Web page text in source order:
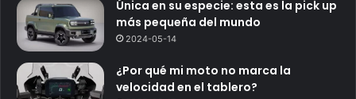
Única en su especie: esta es la pick up
más pequeña del mundo
2024-05-14
¿Por qué mi moto no marca la
velocidad en el tablero?